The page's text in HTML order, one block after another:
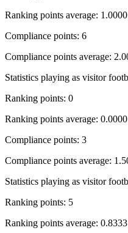
Ranking points average:
Compliance points: 6
Compliance points average:
Statistics playing as visitor
Ranking points: 0
Ranking points average:
Compliance points: 3
Compliance points average:
Statistics playing as visitor
Ranking points: 5
Ranking points average: